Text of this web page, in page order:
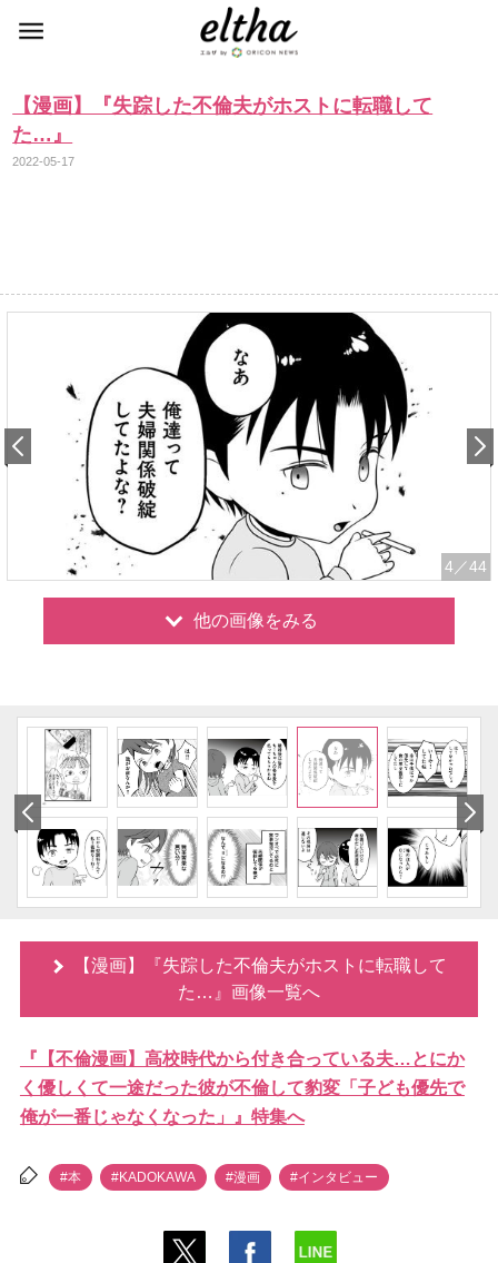
【漫画】『失踪した不倫夫がホストに転職して
た…』
2022-05-17
4 ／44
他の画像をみる
【漫画】『失踪した不倫夫がホストに転職して
た…』画像一覧へ
『【不倫漫画】高校時代から付き合っている夫…とにか
く優しくて一途だった彼が不倫して豹変「子ども優先で
俺が一番じゃなくなった」』特集へ
#本 #KADOKAWA #漫画 #インタビュー